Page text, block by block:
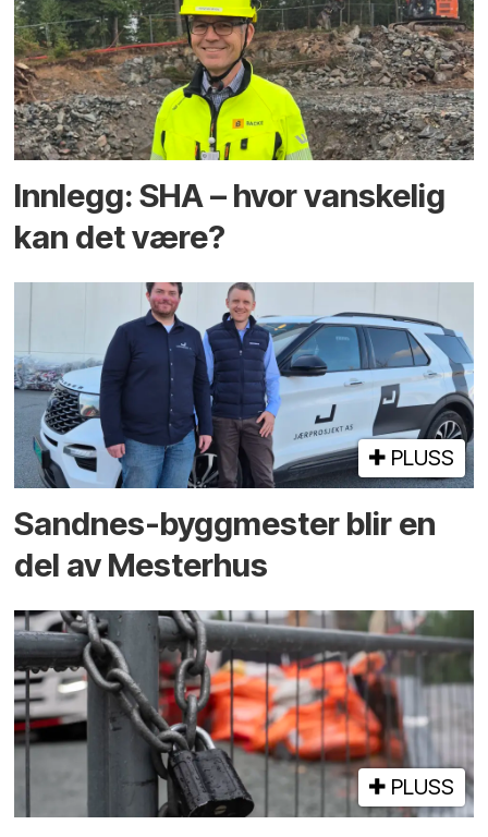
Innlegg: SHA – hvor vanskelig
kan det være?
PLUSS
Sandnes-byggmester blir en
del av Mesterhus
PLUSS